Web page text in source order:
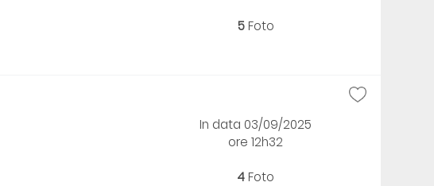
5Foto
In data 03/09/2025
ore 12h32
4 Foto